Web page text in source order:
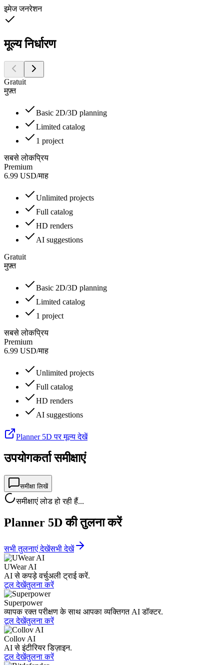
इमेज जनरेशन
मूल्य निर्धारण
Gratuit
मुफ़्त
Basic 2D/3D planning
Limited catalog
1 project
सबसे लोकप्रिय
Premium
6.99 USD/माह
Unlimited projects
Full catalog
HD renders
AI suggestions
Gratuit
मुफ़्त
Basic 2D/3D planning
Limited catalog
1 project
सबसे लोकप्रिय
Premium
6.99 USD/माह
Unlimited projects
Full catalog
HD renders
AI suggestions
Planner 5D पर मूल्य देखें
उपयोगकर्ता समीक्षाएं
समीक्षा लिखें
समीक्षाएं लोड हो रही हैं...
Planner 5D की तुलना करें
सभी तुलनाएं देखेंसभी देखें
UWear AI
AI से कपड़े वर्चुअली ट्राई करें.
टूल देखेंतुलना करें
Superpower
व्यापक रक्त परीक्षण के साथ आपका व्यक्तिगत AI डॉक्टर.
टूल देखेंतुलना करें
Collov AI
AI से इंटीरियर डिज़ाइन.
टूल देखेंतुलना करें